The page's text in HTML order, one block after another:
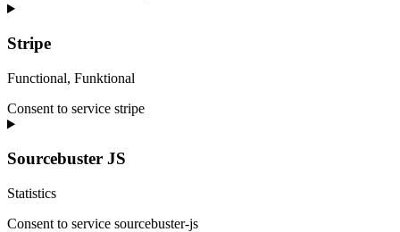
Stripe
Functional, Funktional
Consent to service stripe
Sourcebuster JS
Statistics
Consent to service sourcebuster-js